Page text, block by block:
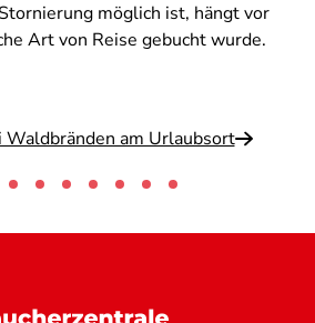
möglich ist, hängt vor
Art von Reise gebucht wurde.
Waldbränden am Urlaubsort